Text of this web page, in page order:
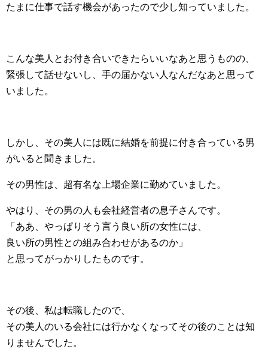
たまに仕事で話す機会があったので少し知っていました。
こんな美人とお付き合いできたらいいなあと思うものの、
緊張して話せないし、手の届かない人なんだなあと思って
いました。
しかし、その美人には既に結婚を前提に付き合っている男
がいると聞きました。
その男性は、超有名な上場企業に勤めていました。
やはり、その男の人も会社経営者の息子さんです。
「ああ、やっぱりそう言う良い所の女性には、
良い所の男性との組み合わせがあるのか」
と思ってがっかりしたものです。
その後、私は転職したので、
その美人のいる会社には行かなくなってその後のことは知
りませんでした。